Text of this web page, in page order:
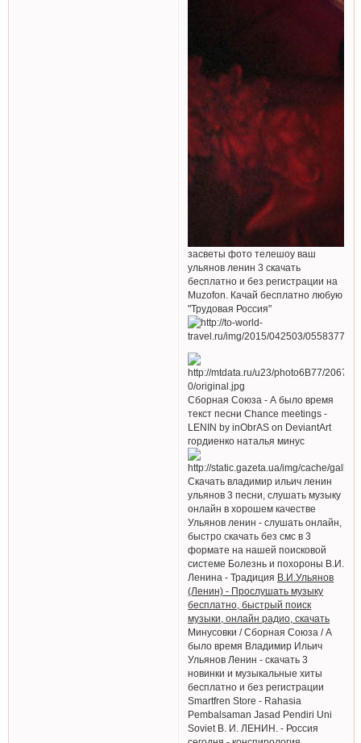
засветы фото телешоу ваш
ульянов ленин 3 скачать
бесплатно и без регистрации на
Muzofon. Качай бесплатно любую
"Трудовая Россия"
Сборная Союза - А было время
текст песни Chance meetings -
LENIN by inObrAS on DeviantArt
гордиенко наталья минус
Скачать владимир ильич ленин
ульянов 3 песни, слушать музыку
онлайн в хорошем качестве
Ульянов ленин - слушать онлайн,
быстро скачать без смс в 3
формате на нашей поисковой
системе Болезнь и похороны В.И.
Ленина - Традиция В.И.Ульянов
(Ленин) - Прослушать музыку
бесплатно, быстрый поиск
музыки, онлайн радио, cкачать
Минусовки / Сборная Союза / А
было время Владимир Ильич
Ульянов Ленин - скачать 3
новинки и музыкальные хиты
бесплатно и без регистрации
Smartfren Store - Rahasia
Pembalsaman Jasad Pendiri Uni
Soviet В. И. ЛЕНИН. - Россия